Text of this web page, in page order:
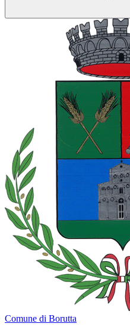
Comune di Borutta